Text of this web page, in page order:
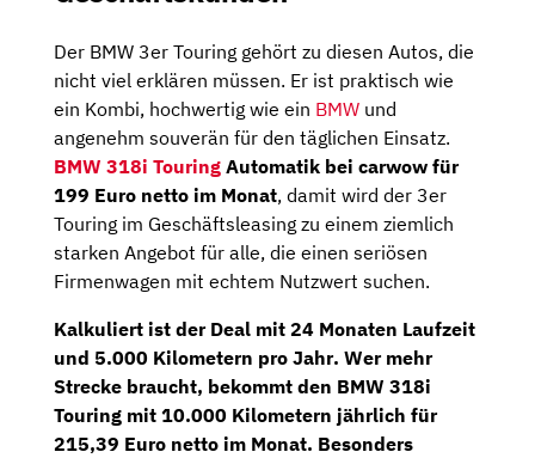
Der BMW 3er Touring gehört zu diesen Autos, die
nicht viel erklären müssen. Er ist praktisch wie
ein Kombi, hochwertig wie ein BMW und
angenehm souverän für den täglichen Einsatz.
BMW 318i Touring Automatik bei carwow für
199 Euro netto im Monat, damit wird der 3er
Touring im Geschäftsleasing zu einem ziemlich
starken Angebot für alle, die einen seriösen
Firmenwagen mit echtem Nutzwert suchen.
Kalkuliert ist der Deal mit 24 Monaten Laufzeit
und 5.000 Kilometern pro Jahr. Wer mehr
Strecke braucht, bekommt den BMW 318i
Touring mit 10.000 Kilometern jährlich für
215,39 Euro netto im Monat. Besonders